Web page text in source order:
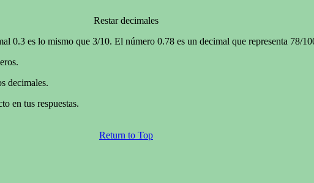
Restar decimales
0.3 es lo mismo que 3/10. El número 0.78 es un decimal que representa 78/
decimales.
en tus respuestas.
Return to Top